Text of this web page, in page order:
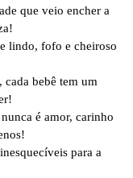
que veio encher a
lindo, fofo e cheiroso
cada bebê tem um
é amor, carinho
para a